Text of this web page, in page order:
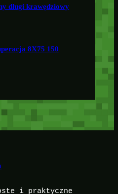
długi krawędziowy
8X75 150
i praktyczne